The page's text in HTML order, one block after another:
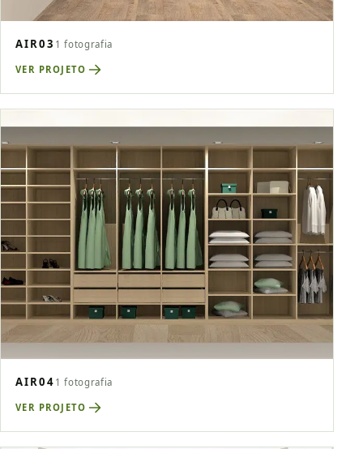
AIR03 1 fotografia
VER PROJETO
AIR04 1 fotografia
VER PROJETO